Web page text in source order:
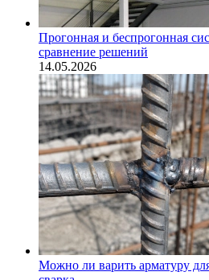
Прогонная и беспрогонная
сравнение решений
14.05.2026
Можно ли варить арматуру